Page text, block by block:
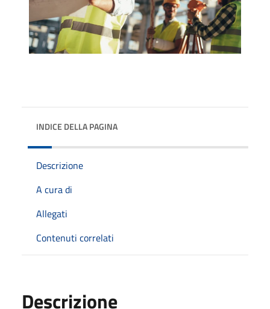
INDICE DELLA PAGINA
Descrizione
A cura di
Allegati
Contenuti correlati
Descrizione